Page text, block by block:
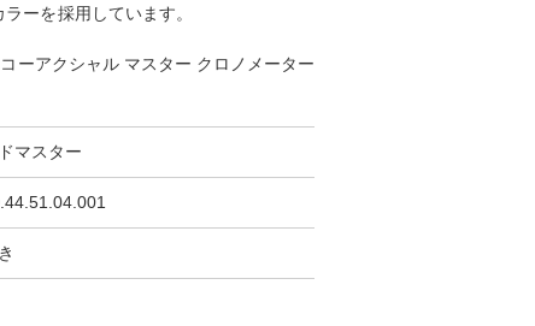
ーを採用しています。
ーアクシャル マスター クロノメーター
マスター